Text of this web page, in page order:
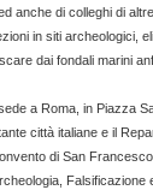
anche di colleghi di
in siti archeologici,
dai fondali marini
a Roma, in Piazza
città italiane e il
di San
Falsificazione